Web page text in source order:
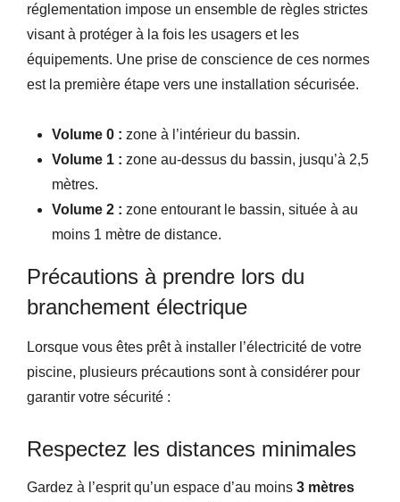
réglementation impose un ensemble de règles strictes
visant à protéger à la fois les usagers et les
équipements. Une prise de conscience de ces normes
est la première étape vers une installation sécurisée.
Volume 0 : zone à l’intérieur du bassin.
Volume 1 : zone au-dessus du bassin, jusqu’à 2,5
mètres.
Volume 2 : zone entourant le bassin, située à au
moins 1 mètre de distance.
Précautions à prendre lors du
branchement électrique
Lorsque vous êtes prêt à installer l’électricité de votre
piscine, plusieurs précautions sont à considérer pour
garantir votre sécurité :
Respectez les distances minimales
Gardez à l’esprit qu’un espace d’au moins 3 mètres